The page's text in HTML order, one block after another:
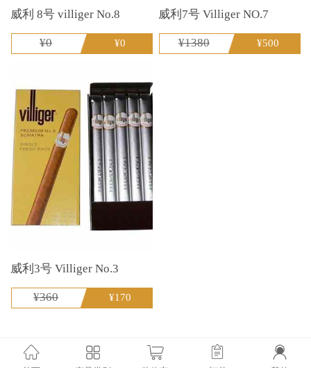
威利 8号 villiger No.8
¥0 ¥0
威利7号 Villiger NO.7
¥1380 ¥500
威利3号 Villiger No.3
¥360 ¥170
没有更多了